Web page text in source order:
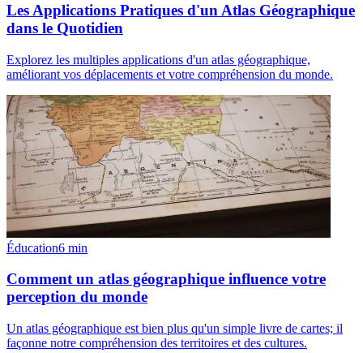
Les Applications Pratiques d'un Atlas Géographique
dans le Quotidien
Explorez les multiples applications d'un atlas géographique,
améliorant vos déplacements et votre compréhension du monde.
Éducation6 min
Comment un atlas géographique influence votre
perception du monde
Un atlas géographique est bien plus qu'un simple livre de cartes; il
façonne notre compréhension des territoires et des cultures.